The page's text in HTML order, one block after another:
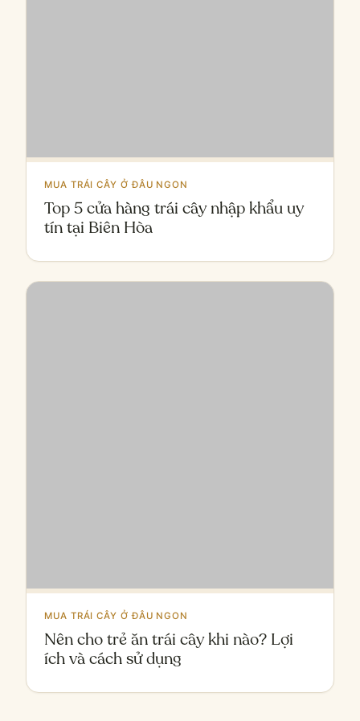
MUA TRÁI CÂY Ở ĐÂU NGON
Top 5 cửa hàng trái cây nhập khẩu uy
tín tại Biên Hòa
MUA TRÁI CÂY Ở ĐÂU NGON
Nên cho trẻ ăn trái cây khi nào? Lợi
ích và cách sử dụng